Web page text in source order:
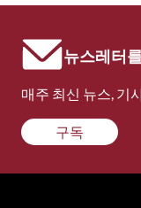
뉴스레터
매주 최신 뉴스, 기
구독